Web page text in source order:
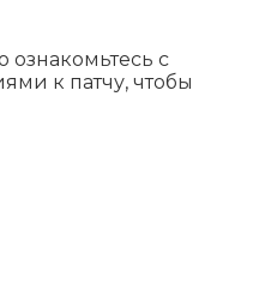
ознакомьтесь с
к патчу, чтобы